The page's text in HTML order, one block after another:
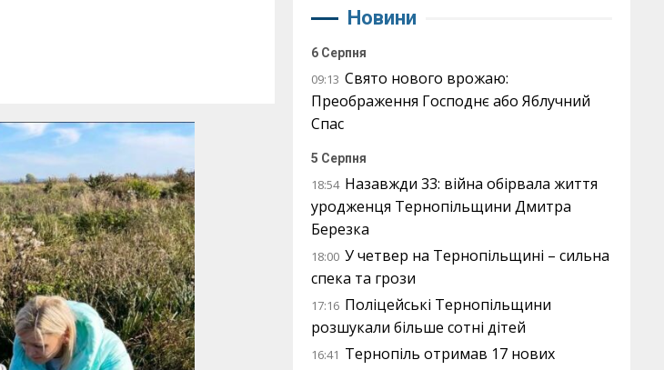
Новини
6 Серпня
09:13 Свято нового врожаю:
Преображення Господнє або Яблучний
Спас
5 Серпня
18:54 Назавжди 33: війна обірвала життя
уродженця Тернопільщини Дмитра
Березка
18:00 У четвер на Тернопільщині – сильна
спека та грози
17:16 Поліцейські Тернопільщини
розшукали більше сотні дітей
16:41 Тернопіль отримав 17 нових